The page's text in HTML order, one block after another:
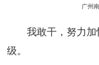
广州
我敢干，努力加
级。